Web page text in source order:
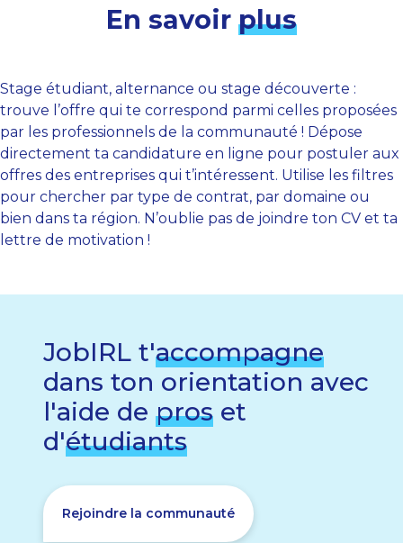
En savoir plus
Stage étudiant, alternance ou stage découverte :
trouve l’offre qui te correspond parmi celles proposées
par les professionnels de la communauté ! Dépose
directement ta candidature en ligne pour postuler aux
offres des entreprises qui t’intéressent. Utilise les filtres
pour chercher par type de contrat, par domaine ou
bien dans ta région. N’oublie pas de joindre ton CV et ta
lettre de motivation !
JobIRL t'accompagne
dans ton orientation avec
l'aide de pros et
d'étudiants
Rejoindre la communauté